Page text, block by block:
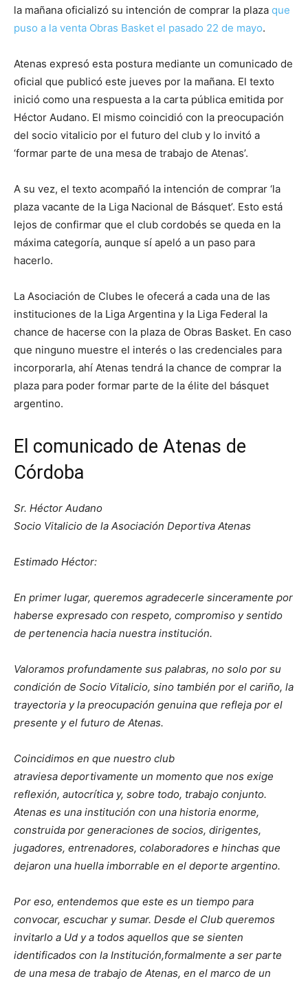
la mañana oficializó su intención de comprar la plaza que
puso a la venta Obras Basket el pasado 22 de mayo.
Atenas expresó esta postura mediante un comunicado de
oficial que publicó este jueves por la mañana. El texto
inició como una respuesta a la carta pública emitida por
Héctor Audano. El mismo coincidió con la preocupación
del socio vitalicio por el futuro del club y lo invitó a
‘formar parte de una mesa de trabajo de Atenas’.
A su vez, el texto acompañó la intención de comprar ‘la
plaza vacante de la Liga Nacional de Básquet’. Esto está
lejos de confirmar que el club cordobés se queda en la
máxima categoría, aunque sí apeló a un paso para
hacerlo.
La Asociación de Clubes le ofecerá a cada una de las
instituciones de la Liga Argentina y la Liga Federal la
chance de hacerse con la plaza de Obras Basket. En caso
que ninguno muestre el interés o las credenciales para
incorporarla, ahí Atenas tendrá la chance de comprar la
plaza para poder formar parte de la élite del básquet
argentino.
El comunicado de Atenas de
Córdoba
Sr. Héctor Audano
Socio Vitalicio de la Asociación Deportiva Atenas
Estimado Héctor:
En primer lugar, queremos agradecerle sinceramente por
haberse expresado con respeto, compromiso y sentido
de pertenencia hacia nuestra institución.
Valoramos profundamente sus palabras, no solo por su
condición de Socio Vitalicio, sino también por el cariño, la
trayectoria y la preocupación genuina que refleja por el
presente y el futuro de Atenas.
Coincidimos en que nuestro club
atraviesa deportivamente un momento que nos exige
reflexión, autocrítica y, sobre todo, trabajo conjunto.
Atenas es una institución con una historia enorme,
construida por generaciones de socios, dirigentes,
jugadores, entrenadores, colaboradores e hinchas que
dejaron una huella imborrable en el deporte argentino.
Por eso, entendemos que este es un tiempo para
convocar, escuchar y sumar. Desde el Club queremos
invitarlo a Ud y a todos aquellos que se sienten
identificados con la Institución,formalmente a ser parte
de una mesa de trabajo de Atenas, en el marco de un